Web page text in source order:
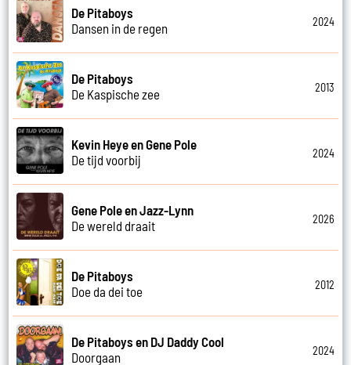
De Pitaboys
Dansen in de regen
2024
De Pitaboys
De Kaspische zee
2013
Kevin Heye en Gene Pole
De tijd voorbij
2024
Gene Pole en Jazz-Lynn
De wereld draait
2026
De Pitaboys
Doe da dei toe
2012
De Pitaboys en DJ Daddy Cool
Doorgaan
2024